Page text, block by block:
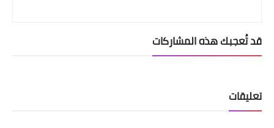
قد تُعجبك هذه المشاركات
تعليقات